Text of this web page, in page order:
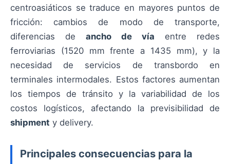
centroasiáticos se traduce en mayores puntos de
fricción: cambios de modo de transporte,
diferencias de ancho de vía entre redes
ferroviarias (1520 mm frente a 1435 mm), y la
necesidad de servicios de transbordo en
terminales intermodales. Estos factores aumentan
los tiempos de tránsito y la variabilidad de los
costos logísticos, afectando la previsibilidad de
shipment y delivery.
Principales consecuencias para la